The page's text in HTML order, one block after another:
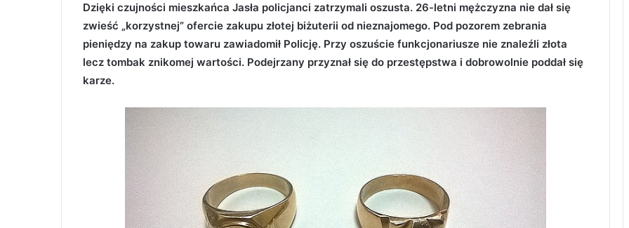
Dzięki czujności mieszkańca Jasła policjanci zatrzymali oszusta. 26-letni mężczyzna nie dał się
zwieść „korzystnej” ofercie zakupu złotej biżuterii od nieznajomego. Pod pozorem zebrania
pieniędzy na zakup towaru zawiadomił Policję. Przy oszuście funkcjonariusze nie znaleźli złota
lecz tombak znikomej wartości. Podejrzany przyznał się do przestępstwa i dobrowolnie poddał się
karze.